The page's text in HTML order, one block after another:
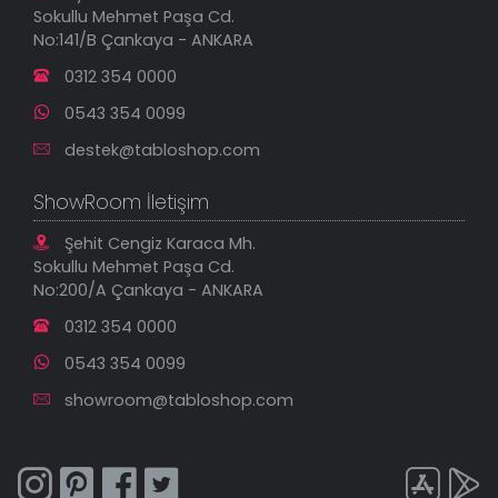
En Çok Satılanlar
İndirimli Tablolar
Sokullu Mehmet Paşa Cd.
No:141/B Çankaya - ANKARA
0312 354 0000
0543 354 0099
destek@tabloshop.com
ShowRoom İletişim
Şehit Cengiz Karaca Mh.
Sokullu Mehmet Paşa Cd.
No:200/A Çankaya - ANKARA
0312 354 0000
0543 354 0099
showroom@tabloshop.com